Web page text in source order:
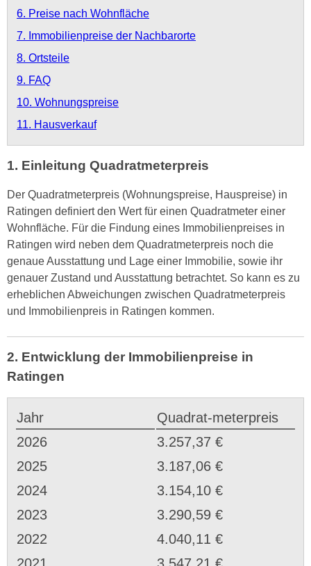
6. Preise nach Wohnfläche
7. Immobilienpreise der Nachbarorte
8. Ortsteile
9. FAQ
10. Wohnungspreise
11. Hausverkauf
1. Einleitung Quadratmeterpreis
Der Quadratmeterpreis (Wohnungspreise, Hauspreise) in
Ratingen definiert den Wert für einen Quadratmeter einer
Wohnfläche. Für die Findung eines Immobilienpreises in
Ratingen wird neben dem Quadratmeterpreis noch die
genaue Ausstattung und Lage einer Immobilie, sowie ihr
genauer Zustand und Ausstattung betrachtet. So kann es zu
erheblichen Abweichungen zwischen Quadratmeterpreis
und Immobilienpreis in Ratingen kommen.
2. Entwicklung der Immobilienpreise in
Ratingen
Jahr
Quadrat-meterpreis
2026
3.257,37 €
2025
3.187,06 €
2024
3.154,10 €
2023
3.290,59 €
2022
4.040,11 €